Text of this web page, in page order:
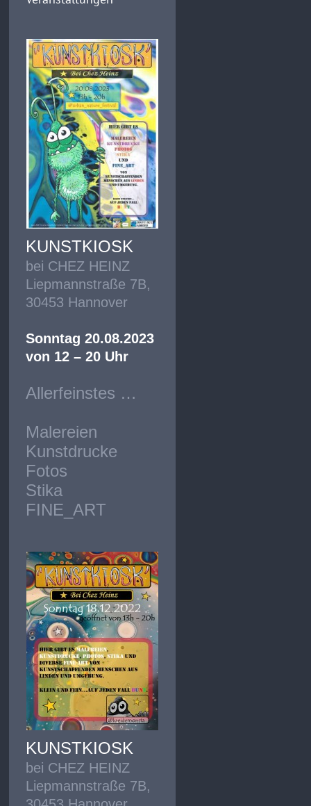
KUNSTKIOSK
bei CHEZ HEINZ
Liepmannstraße 7B,
30453 Hannover
Sonntag 20.08.2023
von 12 – 20 Uhr
Allerfeinstes …
Malereien
Kunstdrucke
Fotos
Stika
FINE_ART
KUNSTKIOSK
bei CHEZ HEINZ
Liepmannstraße 7B,